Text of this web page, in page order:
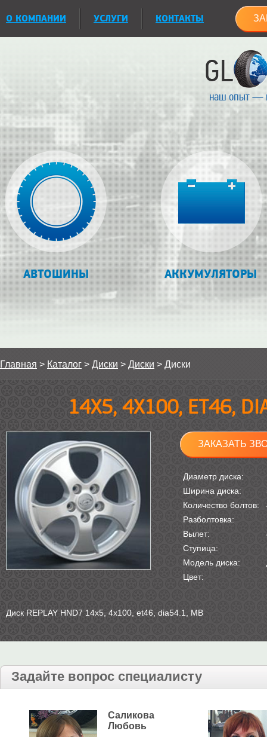
О КОМПАНИИ УСЛУГИ КОНТАКТЫ
наш опыт —
АВТОШИНЫ АККУМУЛЯТОРЫ
Главная > Каталог > Диски > Диски > Диски
14Х5, 4Х100, ET46,
ЗАКАЗАТЬ
Диаметр диска:
Ширина диска:
Количество болтов:
Разболтовка:
Вылет:
Ступица:
Модель диска:
Цвет:
Диск REPLAY HND7 14х5, 4х100, et46, dia54.1, MB
Задайте вопрос специалисту
Саликова
Любовь